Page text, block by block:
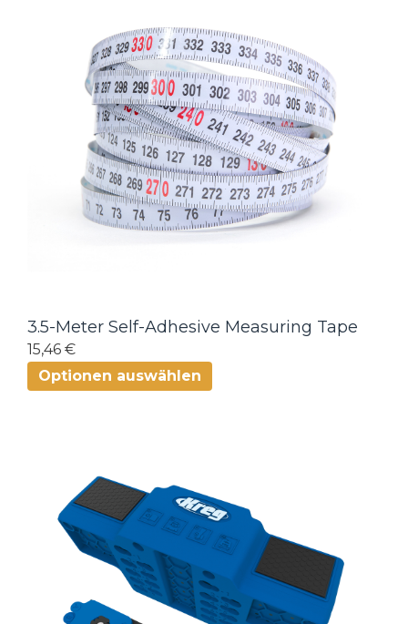
3.5-Meter Self-Adhesive Measuring Tape
15,46 €
Optionen auswählen